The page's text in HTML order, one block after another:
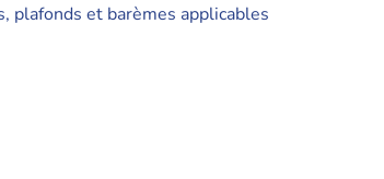
plafonds et barèmes applicables